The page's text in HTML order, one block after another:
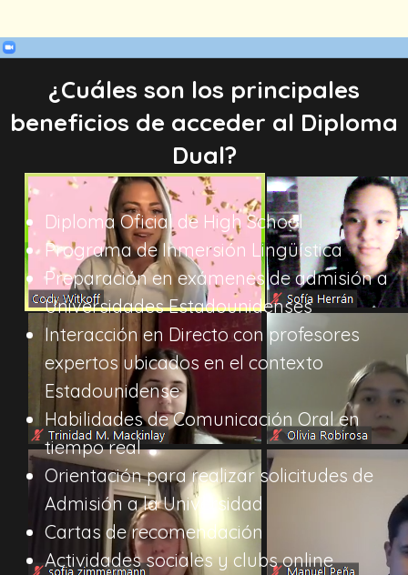
¿Cuáles son los principales
beneficios de acceder al Diploma
Dual?
Diploma Oficial de High School
Programa de Inmersión Lingüística
Preparación en exámenes de admisión a
Universidades Estadounidenses
Interacción en Directo con profesores
expertos ubicados en el contexto
Estadounidense
Habilidades de Comunicación Oral en
tiempo real
Orientación para realizar solicitudes de
Admisión a la Universidad
Cartas de recomendación
Actividades sociales y clubs online